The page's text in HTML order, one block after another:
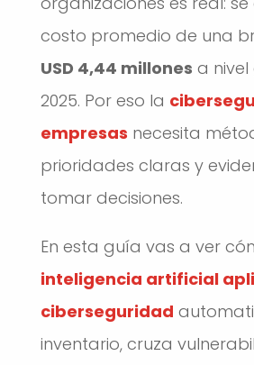
costo promedio de una
USD 4,44 millones a
2025. Por eso la
empresas necesita
prioridades claras y
tomar decisiones.
En esta guía vas a ver
inteligencia artificial
ciberseguridad
inventario, cruza